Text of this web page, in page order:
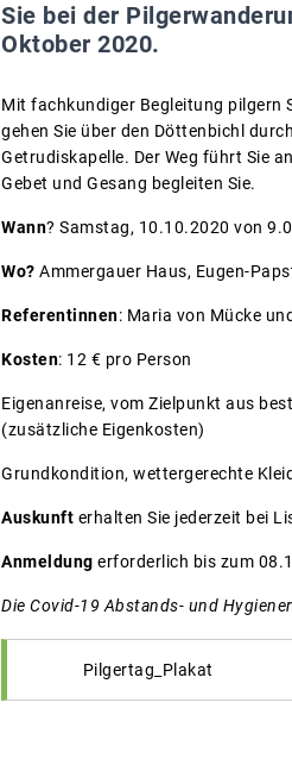
Sie bei der
Oktober 2020.
Mit fachkundiger Begleitung pilgern
gehen Sie über den Döttenbichl
Getrudiskapelle. Der Weg führt Sie
Gebet und Gesang begleiten Sie.
Wann? Samstag, 10.10.2020 von
Wo? Ammergauer Haus, Eugen-
Referentinnen: Maria von Mücke
Kosten: 12 € pro Person
Eigenanreise, vom Zielpunkt aus
(zusätzliche Eigenkosten)
Grundkondition, wettergerechte
Auskunft erhalten Sie jederzeit bei
Anmeldung erforderlich bis zum
Die Covid-19 Abstands- und
Pilgertag_Plakat